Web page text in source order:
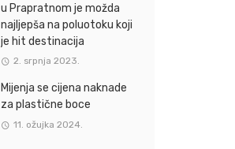
u Prapratnom je možda
najljepša na poluotoku koji
je hit destinacija
2. srpnja 2023.
Mijenja se cijena naknade
za plastične boce
11. ožujka 2024.